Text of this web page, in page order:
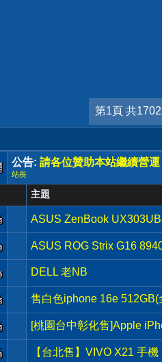
第1頁 共
公告: 請各位贊助本站繼續營運
站長
主題
ASUS ZenBook UX303UB
ASUS ROG Strix G16
DELL 老NB
售白色iphone 16e
[桃園台中彰化售]Apple
【台北售】VIVO X21 手機